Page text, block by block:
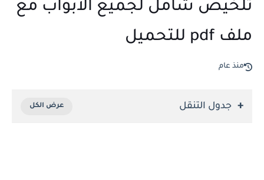
تلخيص شامل لجميع الأبواب مع
ملف pdf للتحميل
منذ عام
جدول التنقل